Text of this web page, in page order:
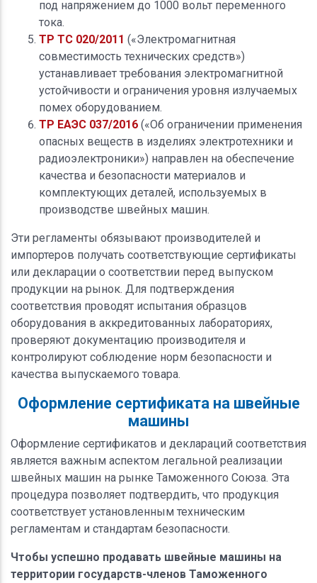
под напряжением до 1000 вольт переменного
тока.
ТР ТС 020/2011 («Электромагнитная
совместимость технических средств»)
устанавливает требования электромагнитной
устойчивости и ограничения уровня излучаемых
помех оборудованием.
ТР ЕАЭС 037/2016 («Об ограничении применения
опасных веществ в изделиях электротехники и
радиоэлектроники») направлен на обеспечение
качества и безопасности материалов и
комплектующих деталей, используемых в
производстве швейных машин.
Эти регламенты обязывают производителей и
импортеров получать соответствующие сертификаты
или декларации о соответствии перед выпуском
продукции на рынок. Для подтверждения
соответствия проводят испытания образцов
оборудования в аккредитованных лабораториях,
проверяют документацию производителя и
контролируют соблюдение норм безопасности и
качества выпускаемого товара.
Оформление сертификата на швейные
машины
Оформление сертификатов и деклараций соответствия
является важным аспектом легальной реализации
швейных машин на рынке Таможенного Союза. Эта
процедура позволяет подтвердить, что продукция
соответствует установленным техническим
регламентам и стандартам безопасности.
Чтобы успешно продавать швейные машины на
территории государств-членов Таможенного